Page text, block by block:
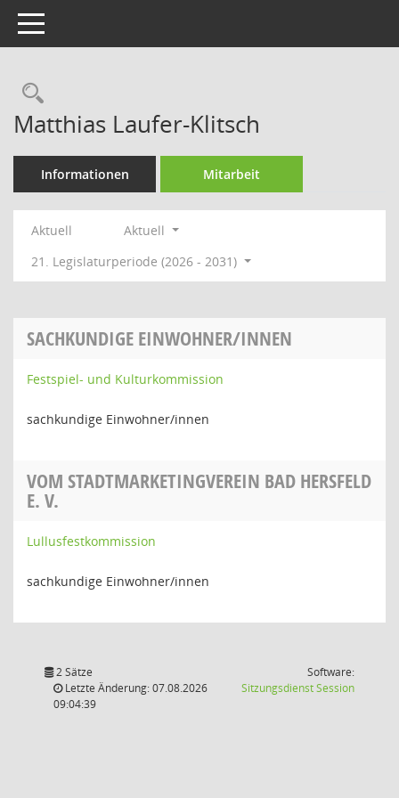
Toggle navigation
Rechercheauswahl
Matthias Laufer-Klitsch
Informationen Mitarbeit
Aktuell
Aktuell
21. Legislaturperiode (2026 - 2031)
SACHKUNDIGE EINWOHNER/INNEN
Festspiel- und Kulturkommission
sachkundige Einwohner/innen
VOM STADTMARKETINGVEREIN BAD HERSFELD
E. V.
Lullusfestkommission
sachkundige Einwohner/innen
2 Sätze
Letzte Änderung: 07.08.2026
09:04:39
Software:
SitzungsdienstSession(Wird in